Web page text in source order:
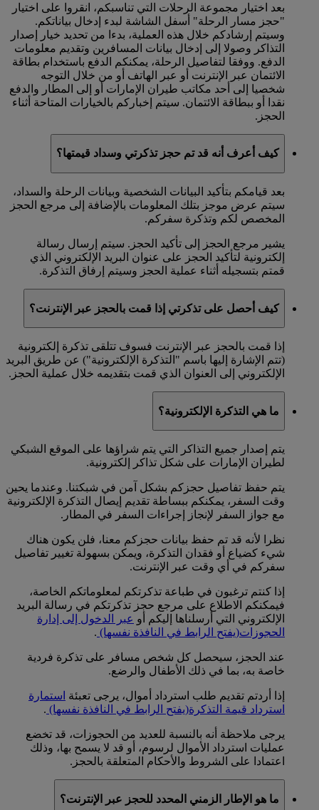
بعد اختيار مجموعة الرحلات التي تناسبكم، انقروا على اختيار
"حجز مسار الرحلة" أسفل الشاشة لبدء إدخال بياناتكم.
وسيتم إرشادكم خلال هذه العملية، بدءا من تحديد خيار إصدار
التذاكر وصولا إلى إدخال بيانات المسافرين وتقديم معلومات
الدفع. ووفقا لتفاصيل الرحلة، يمكنكم الدفع باستخدام بطاقة
الائتمان عبر الإنترنت أو عبر الهاتف أو من خلال التوجه
شخصيا إلى أحد مكاتب طيران الإمارات أو إلى المطار والدفع
نقدا أو ببطاقة الائتمان. سيتم إخباركم بالخيارات المتاحة أثناء
الحجز.
كيف أعرف أنه قد تم حجز تذكرتي وسداد قيمتها؟
بعد قيامكم بتأكيد البيانات الشخصية وبيانات الرحلة والسداد،
سيتم عرض موجز بتلك المعلومات بالإضافة إلى مرجع الحجز
المخصص لكم وتذكرة سفركم.
يشير مرجع الحجز إلى تأكيد الحجز. سيتم إرسال رسالة
إلكترونية لتأكيد الحجز على عنوان البريد الإلكتروني الذي
قمتم بتسجيله أثناء عملية الحجز وسيتم إرفاق التذكرة.
كيف أحصل على تذكرتي إذا قمت بالحجز عبر الإنترنت؟
إذا قمت بالحجز عبر الإنترنت فسوف تتلقى تذكرة إلكترونية
(تتم الإشارة إليها باسم "التذكرة الإلكترونية") عن طريق البريد
الإلكتروني إلى العنوان الذي قمت بتقديمه خلال عملية الحجز.
ما هي التذكرة الإلكترونية؟
يتم إصدار جميع التذاكر التي يتم شراؤها على الموقع الشبكي
لطيران الإمارات على شكل تذاكر إلكترونية.
يتم حفظ تفاصيل حجزكم بشكل آمن في شبكتنا. وعندما يحين
وقت السفر، يمكنكم ببساطة تقديم إيصال التذكرة الإلكترونية
مع جواز السفر لإنجاز إجراءات السفر في المطار.
نظرا لأنه قد تم حفظ بيانات حجزكم معنا، فلن يكون هناك
شيء كضياع أو فقدان التذكرة، ويمكن بسهولة تغيير تفاصيل
سفركم في أي وقت عبر الإنترنت.
إذا كنتم ترغبون في طباعة تذكرتكم لمعلوماتكم الخاصة،
فيمكنكم الاطلاع على مرجع حجز تذكرتكم في رسالة البريد
الإلكتروني التي أرسلناها إليكم أو عبر الدخول إلى إدارة
الحجوزات(يفتح الرابط في النافذة نفسها) .
عند الحجز، سيحصل كل شخص مسافر على تذكرة فردية
خاصة به، بما في ذلك الأطفال والرضع.
إذا أردتم تقديم طلب استرداد أموال، يرجى تعبئة استمارة
استرداد قيمة التذكرة(يفتح الرابط في النافذة نفسها) .
يرجى ملاحظة أنه بالنسبة للعديد من الحجوزات، قد تخضع
عمليات استرداد الأموال لرسوم، أو قد لا يسمح بها، وذلك
اعتمادا على الشروط والأحكام المتعلقة بالحجز.
ما هو الإطار الزمني المحدد للحجز عبر الإنترنت؟